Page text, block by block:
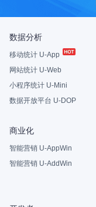
数据分析
移动统计 U-App
网站统计 U-Web
小程序统计 U-Mini
数据开放平台 U-DOP
商业化
智能营销 U-AppWin
智能营销 U-AddWin